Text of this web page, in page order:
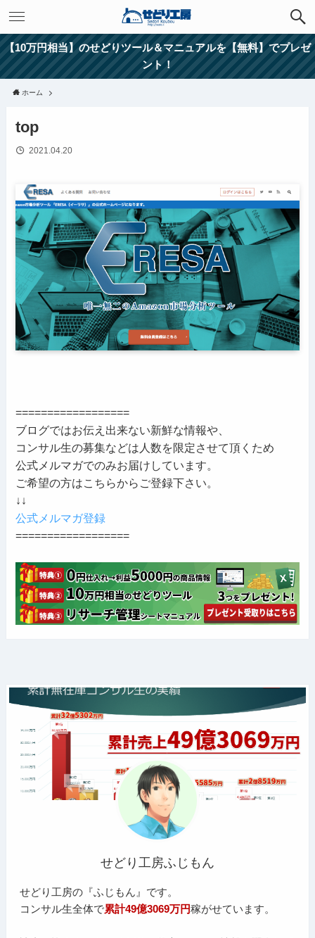
【10万円相当】のせどりツール＆マニュアルを【無料】でプレゼ
ント！
ホーム
top
2021.04.20
==================
ブログではお伝え出来ない新鮮な情報や、
コンサル生の募集などは人数を限定させて頂くため
公式メルマガでのみお届けしています。
ご希望の方はこちらからご登録下さい。
↓↓
公式メルマガ登録
==================
せどり工房ふじもん
せどり工房の『ふじもん』です。
コンサル生全体で累計49億3069万円稼がせています。